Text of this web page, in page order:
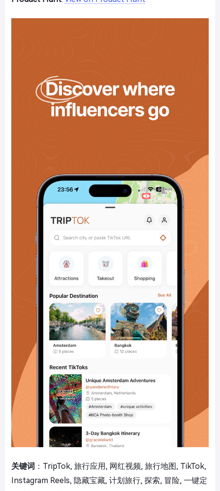
关键词 ：TripTok, 旅行应用, 网红视频, 旅行地图, TikTok,
Instagram Reels, 隐藏宝藏, 计划旅行, 探索, 冒险, 一键定